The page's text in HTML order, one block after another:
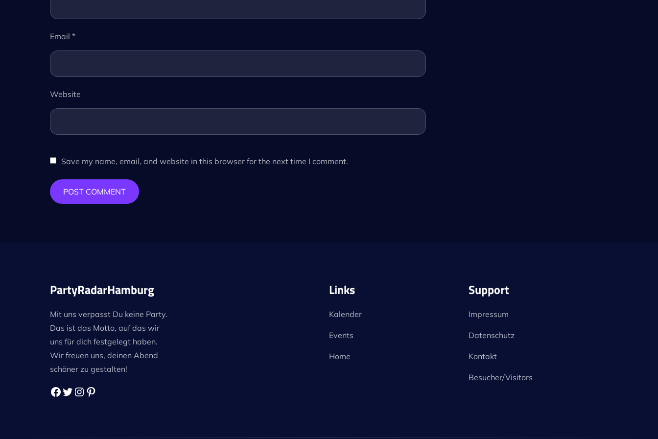
Email *
Website
Save my name, email, and website in this browser for the next time I comment.
PartyRadarHamburg
Mit uns verpasst Du keine Party.
Das ist das Motto, auf das wir
uns für dich festgelegt haben.
Wir freuen uns, deinen Abend
schöner zu gestalten!
Facebook
Twitter
Instagram
Pinterest
Links
Kalender
Events
Home
Support
Impressum
Datenschutz
Kontakt
Besucher/Visitors